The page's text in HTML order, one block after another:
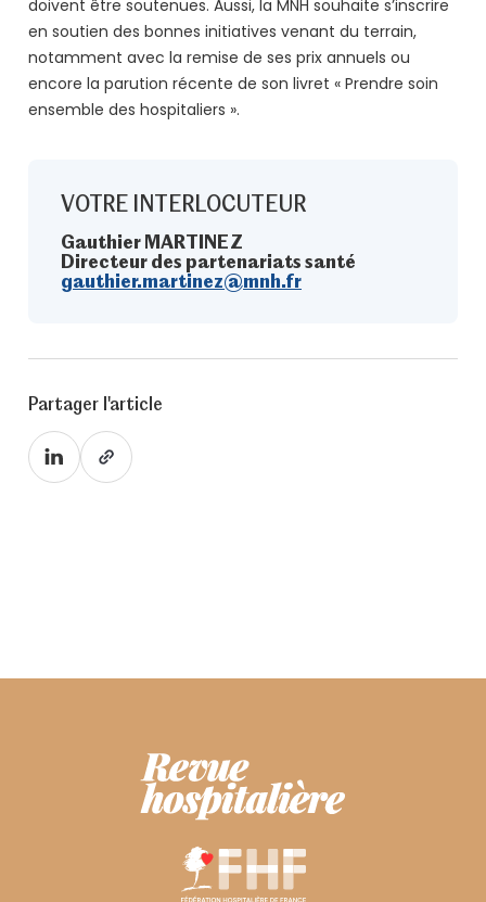
doivent être soutenues. Aussi, la MNH souhaite s’inscrire
en soutien des bonnes initiatives venant du terrain,
notamment avec la remise de ses prix annuels ou
encore la parution récente de son livret « Prendre soin
ensemble des hospitaliers ».
VOTRE INTERLOCUTEUR
Gauthier MARTINEZ
Directeur des partenariats santé
gauthier.martinez@mnh.fr
Partager l'article